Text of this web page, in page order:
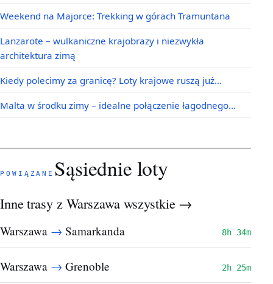
Weekend na Majorce: Trekking w górach Tramuntana
Lanzarote – wulkaniczne krajobrazy i niezwykła
architektura zimą
Kiedy polecimy za granicę? Loty krajowe ruszą już…
Malta w środku zimy – idealne połączenie łagodnego…
POWIĄZANE Sąsiednie loty
Inne trasy z Warszawa wszystkie →
Warszawa → Samarkanda 8h 34m
Warszawa → Grenoble 2h 25m